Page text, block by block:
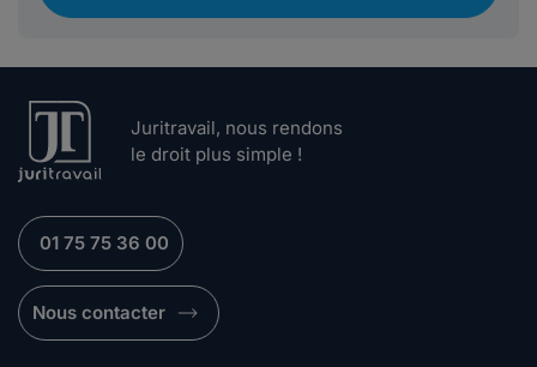
Juritravail, nous rendons
le droit plus simple !
01 75 75 36 00
Nous contacter